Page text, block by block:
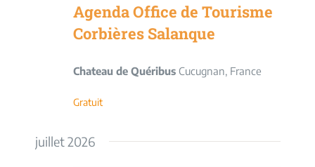
Agenda Office de Tourisme
Corbières Salanque
Chateau de Quéribus Cucugnan, France
Gratuit
juillet 2026